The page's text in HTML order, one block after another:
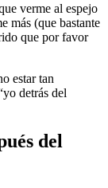
verme al espejo
más (que bastante
que por favor
estar tan
detrás del
del